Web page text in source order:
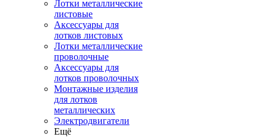
Лотки металлические
листовые
Аксессуары для
лотков листовых
Лотки металлические
проволочные
Аксессуары для
лотков проволочных
Монтажные изделия
для лотков
металлических
Электродвигатели
Ещё